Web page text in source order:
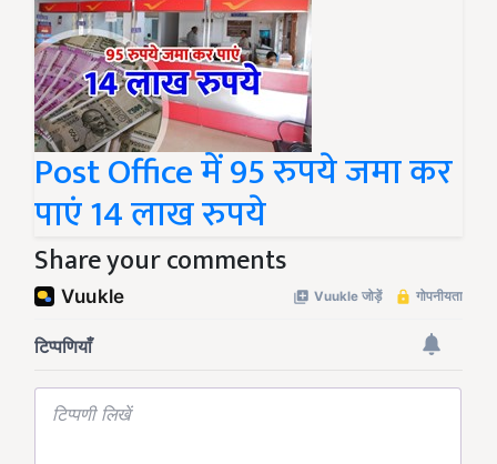
Post Office में 95 रुपये जमा कर
पाएं 14 लाख रुपये
Share your comments